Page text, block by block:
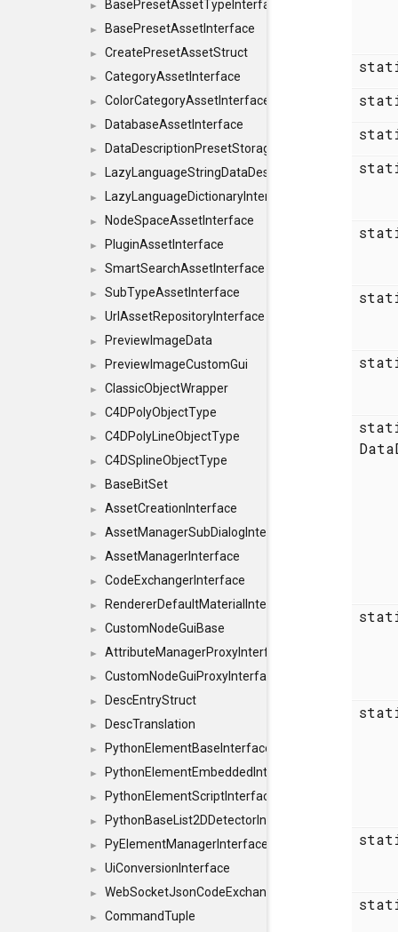
► BasePresetAssetTypeInterface
► BasePresetAssetInterface
► CreatePresetAssetStruct
► CategoryAssetInterface
► ColorCategoryAssetInterface
► DatabaseAssetInterface
► DataDescriptionPresetStorageInterface
►
► LazyLanguageDictionaryInterface
► NodeSpaceAssetInterface
► PluginAssetInterface
► SmartSearchAssetInterface
► SubTypeAssetInterface
► UrlAssetRepositoryInterface
► PreviewImageData
► PreviewImageCustomGui
► ClassicObjectWrapper
► C4DPolyObjectType
► C4DPolyLineObjectType
► C4DSplineObjectType
► BaseBitSet
► AssetCreationInterface
► AssetManagerSubDialogInterface
► AssetManagerInterface
► CodeExchangerInterface
► RendererDefaultMaterialInterface
► CustomNodeGuiBase
► AttributeManagerProxyInterface
► CustomNodeGuiProxyInterface
► DescEntryStruct
► DescTranslation
► PythonElementBaseInterface
► PythonElementEmbeddedInterface
► PythonElementScriptInterface
► PythonBaseList2DDetectorInterface
► PyElementManagerInterface
► UiConversionInterface
► WebSocketJsonCodeExchangerInterface
► CommandTuple